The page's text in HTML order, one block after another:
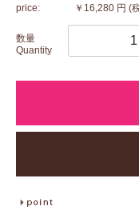
price:
￥16,280 円 (
数量
Quantity